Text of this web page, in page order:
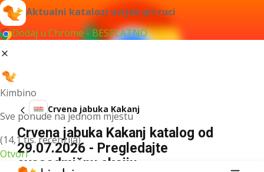
Aktualni katalozi uvijek pri ruci
Dodaj u Chrome - BESPLATNO
Kimbino
Sve ponude na jednom mjestu
(14,1 tis. recenzija)
Otvori
Crvena jabuka Kakanj
Crvena jabuka Kakanj katalog od
29.07.2026 - Pregledajte
ovosedmičnu akciju